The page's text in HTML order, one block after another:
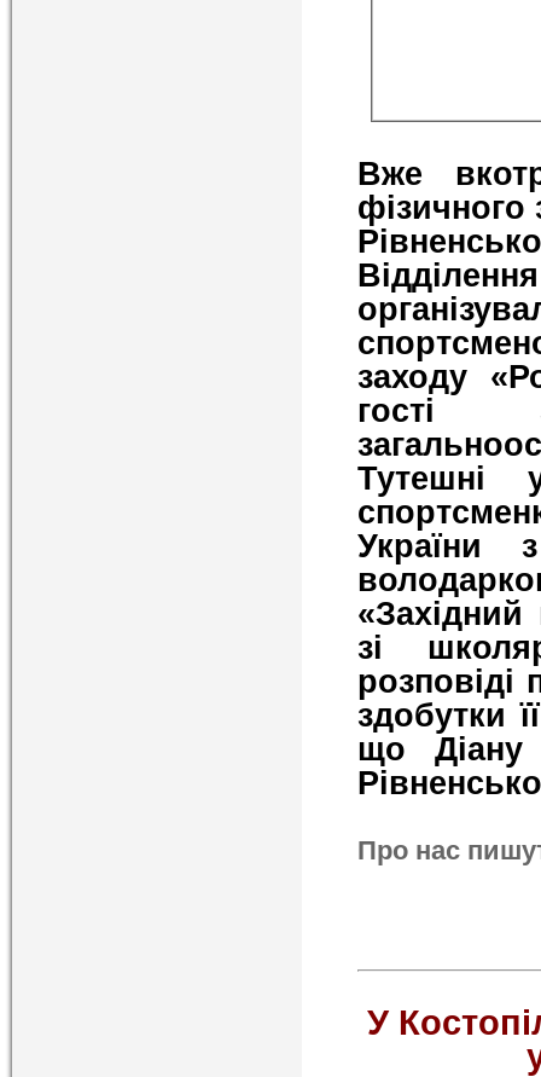
Вже
фізичного
заходу
гості
Тутешні
України
зі
розповіді
здобутки
що Діану
Про нас
У